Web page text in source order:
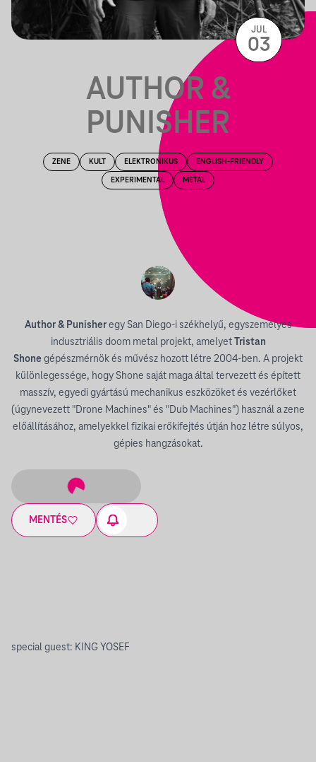
AUTHOR &
PUNISHER
ZENE KULT ELEKTRONIKUS ENGLISH-FRIENDLY
EXPERIMENTAL METAL
Author & Punisheregy San Diego-i székhelyű, egyszemélyes
indusztriális doom metal projekt, amelyetTristan
Shone gépészmérnök és művész hozott létre 2004-ben. A projekt
különlegessége, hogy Shone saját maga által tervezett és épített
masszív, egyedi gyártású mechanikus eszközöket és vezérlőket
(úgynevezett "Drone Machines" és "Dub Machines") használ a zene
előállításához, amelyekkel fizikai erőkifejtés útján hoz létre súlyos,
gépies hangzásokat.
MENTÉS
JUL
03
special guest: KING YOSEF